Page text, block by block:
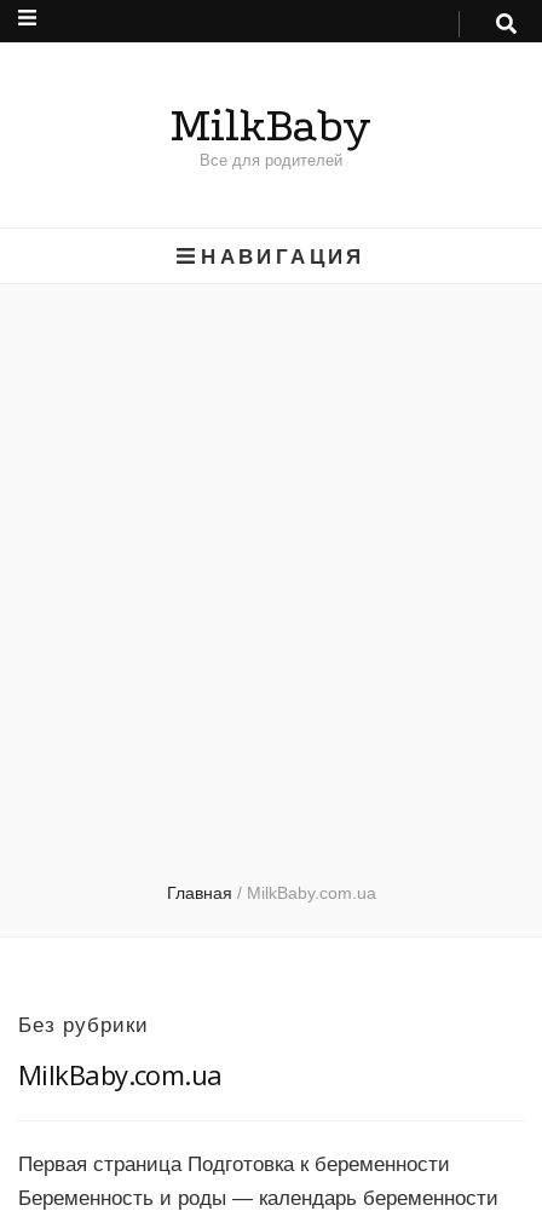
MilkBaby
Все для родителей
НАВИГАЦИЯ
Главная / MilkBaby.com.ua
Без рубрики
MilkBaby.com.ua
Первая страница Подготовка к беременности
Беременность и роды — календарь беременности